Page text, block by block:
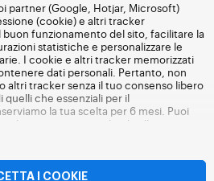
partner (Google, Hotjar, Microsoft)
(cookie) e altri tracker
funzionamento del sito, facilitare la
statistiche e personalizzare le
I cookie e altri tracker memorizzati
dati personali. Pertanto, non
altri tracker senza il tuo consenso libero
che essenziali per il
la tua scelta per 6 mesi. Puoi
momento andando alla
cookie o altri tracker. Il rifiuto non
Distriauto.it. Per maggiori informazioni,
.
I COOKIE